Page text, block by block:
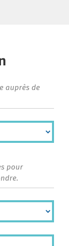
auprès de
pour